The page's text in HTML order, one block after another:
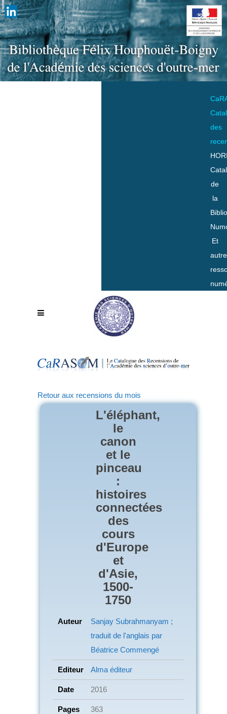
des
de
la
Et
Retour aux recensions du mois
L'éléphant,
le
canon
et le
pinceau
:
histoires
connectées
des
cours
d'Europe
et
d'Asie,
1500-
1750
Auteur
Sanjay Subrahmanyam ;
traduit de l'anglais par
Béatrice Commengé
Editeur Alma éditeur
Date 2016
Pages 363